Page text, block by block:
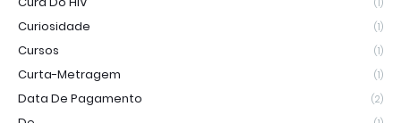
(1)
Curiosidade (1)
Cursos (1)
Curta-Metragem (1)
Data De Pagamento (2)